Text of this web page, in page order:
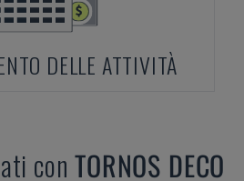
DELLE ATTIVITÀ
conTORNOS DECO